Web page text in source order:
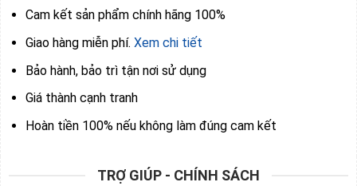
Cam kết sản phẩm chính hãng 100%
Giao hàng miễn phí. Xem chi tiết
Bảo hành, bảo trì tận nơi sử dụng
Giá thành cạnh tranh
Hoàn tiền 100% nếu không làm đúng cam kết
TRỢ GIÚP - CHÍNH SÁCH